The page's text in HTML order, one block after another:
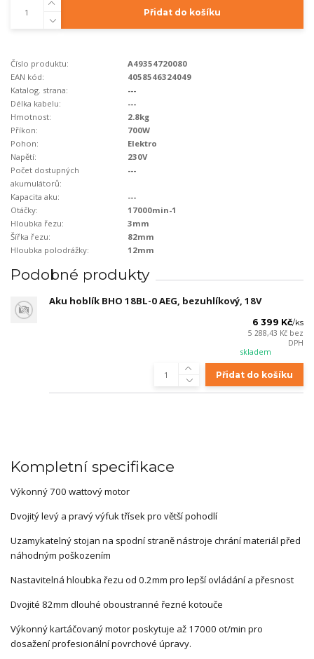
Přidat do košíku
Číslo produktu:
A49354720080
EAN kód:
4058546324049
Katalog. strana:
---
Délka kabelu:
---
Hmotnost:
2.8kg
Příkon:
700W
Pohon:
Elektro
Napětí:
230V
Počet dostupných
akumulátorů:
---
Kapacita aku:
---
Otáčky:
17000min-1
Hloubka řezu:
3mm
Šířka řezu:
82mm
Hloubka polodrážky:
12mm
Podobné produkty
Aku hoblík BHO 18BL-0 AEG, bezuhlíkový, 18V
6 399 Kč/ks
5 288,43 Kč bez
DPH
skladem
Přidat do košíku
Kompletní specifikace
Výkonný 700 wattový motor
Dvojitý levý a pravý výfuk třísek pro větší pohodlí
Uzamykatelný stojan na spodní straně nástroje chrání materiál před
náhodným poškozením
Nastavitelná hloubka řezu od 0.2mm pro lepší ovládání a přesnost
Dvojité 82mm dlouhé oboustranné řezné kotouče
Výkonný kartáčovaný motor poskytuje až 17000 ot/min pro
dosažení profesionální povrchové úpravy.